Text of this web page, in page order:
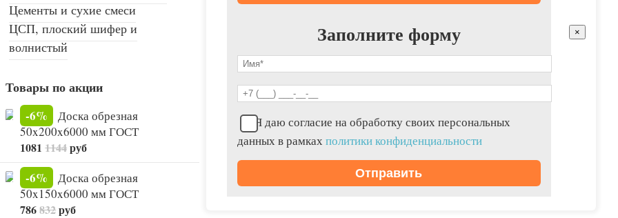
Цементы и сухие смеси
ЦСП, плоский шифер и
волнистый
Товары по акции
-6%
Доска обрезная
50x200x6000 мм ГОСТ
10811144руб
-6%
Доска обрезная
50x150x6000 мм ГОСТ
786832руб
×
Заполните форму
Я даю согласие на обработку своих персональных
данных в рамках политики конфиденциальности